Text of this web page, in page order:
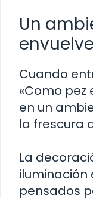
Un
envuelve
Cuando
«Como pez
en un
la frescura
La
pensados